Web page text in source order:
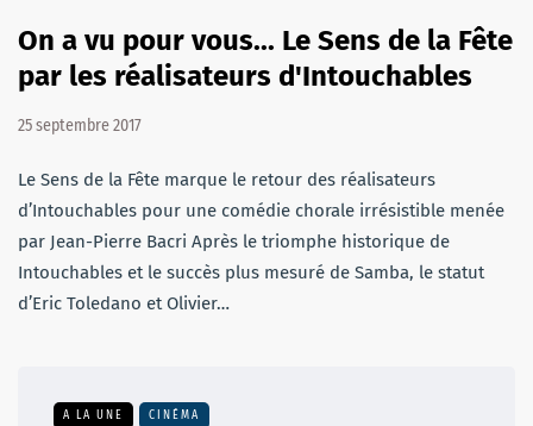
On a vu pour vous... Le Sens de la Fête
par les réalisateurs d'Intouchables
25 septembre 2017
Le Sens de la Fête marque le retour des réalisateurs
d’Intouchables pour une comédie chorale irrésistible menée
par Jean-Pierre Bacri Après le triomphe historique de
Intouchables et le succès plus mesuré de Samba, le statut
d’Eric Toledano et Olivier…
A LA UNE CINÉMA